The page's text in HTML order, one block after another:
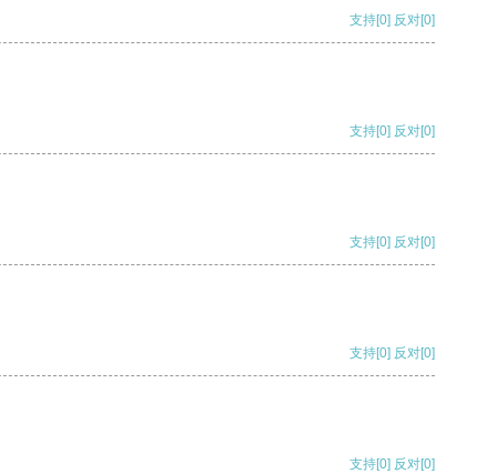
支持[0] 反对[0]
支持[0] 反对[0]
支持[0] 反对[0]
支持[0] 反对[0]
支持[0] 反对[0]